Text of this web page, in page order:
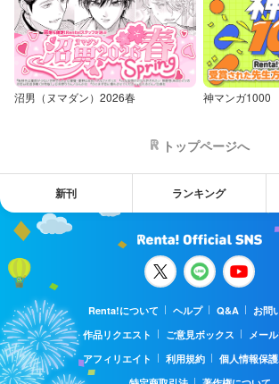
沼男（ヌマダン）2026春 神マンガ1000
トップページへ
新刊 ランキング
Renta!について ヘルプ Q&A
お問
作品リクエスト
ご意見ボックス
メー
アフィリエイト
利用規約
個人情報保